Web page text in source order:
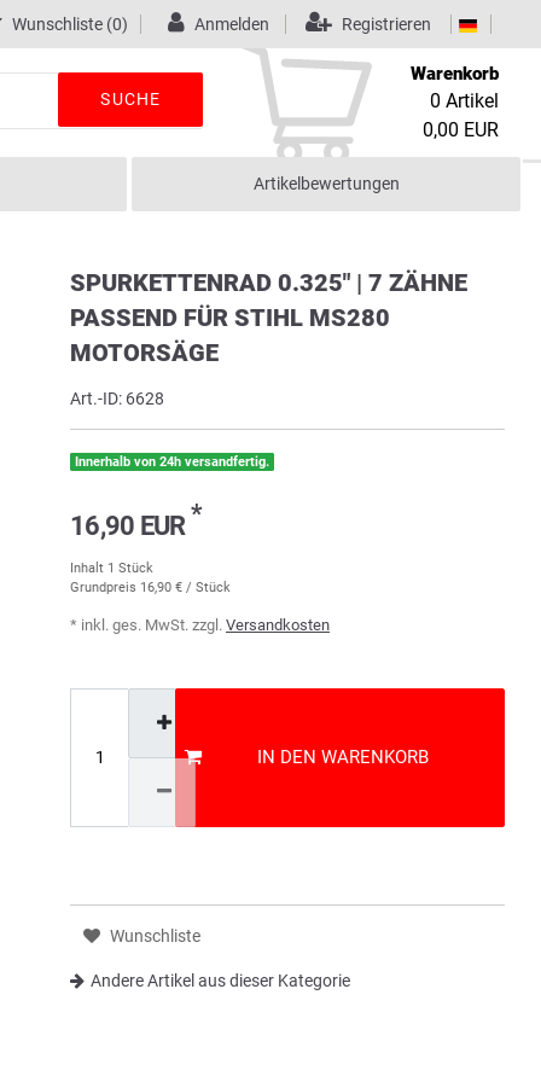
Wunschliste (0) Anmelden Registrieren
SUCHE
Warenkorb
0 Artikel
0,00 EUR
Artikelbewertungen
SPURKETTENRAD 0.325" | 7 ZÄHNE
PASSEND FÜR STIHL MS280
MOTORSÄGE
Art.-ID: 6628
Innerhalb von 24h versandfertig.
16,90 EUR *
Inhalt 1 Stück
Grundpreis 16,90 € / Stück
* inkl. ges. MwSt. zzgl. Versandkosten
IN DEN WARENKORB
Wunschliste
Andere Artikel aus dieser Kategorie